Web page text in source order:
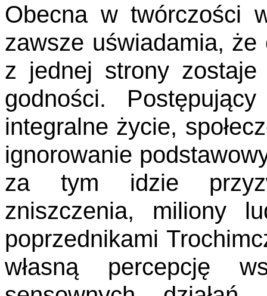
Obecna w twórczości
zawsze uświadamia,
z jednej strony
godności.
integralne życie,
ignorowanie
za tym idzie
zniszczenia, miliony
poprzednikami
własną percepcję